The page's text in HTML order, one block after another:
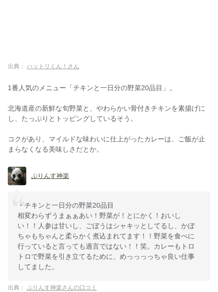
出典： ハットリくん！さん
1番人気のメニュー「チキンと一日分の野菜20品目」。
北海道産の新鮮な旬野菜と、やわらかい骨付きチキンを素揚げに
し、たっぷりとトッピングしているそう。
コクがあり、マイルドな味わいに仕上がったカレーは、ご飯が止
まらなくなる美味しさだとか。
ぷりんす神楽
・チキンと一日分の野菜20品目
相変わらずうまぁぁあい！野菜が！とにかく！おいし
い！！人参は甘いし、ごぼうはシャキッとしてるし、かぼ
ちゃもちゃんと柔らかく煮込まれてます！！野菜を食べに
行っていると言っても過言ではない！！笑。カレーもトロ
トロで野菜を引き立てるために、めっっっっちゃ良い仕事
してました。
出典： ぷりんす神楽さんの口コミ